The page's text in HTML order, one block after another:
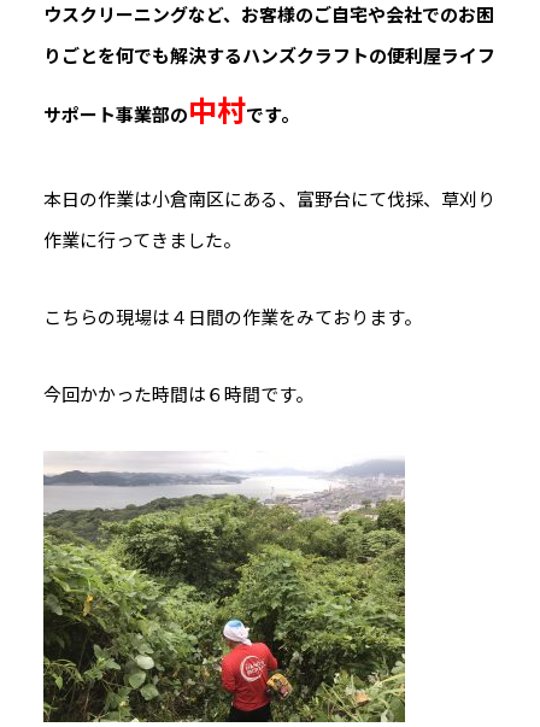
ウスクリーニングなど、お客様のご自宅や会社でのお困
りごとを何でも解決するハンズクラフトの便利屋ライフ
サポート事業部の中村です。
本日の作業は小倉南区にある、富野台にて伐採、草刈り
作業に行ってきました。
こちらの現場は４日間の作業をみております。
今回かかった時間は６時間です。